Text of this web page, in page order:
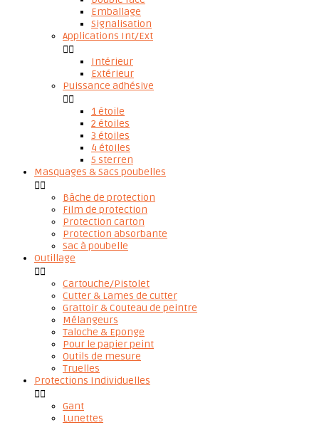
Emballage
Signalisation
Applications Int/Ext

Intérieur
Extérieur
Puissance adhésive

1 étoile
2 étoiles
3 étoiles
4 étoiles
5 sterren
Masquages & Sacs poubelles

Bâche de protection
Film de protection
Protection carton
Protection absorbante
Sac à poubelle
Outillage

Cartouche/Pistolet
Cutter & Lames de cutter
Grattoir & Couteau de peintre
Mélangeurs
Taloche & Eponge
Pour le papier peint
Outils de mesure
Truelles
Protections Individuelles

Gant
Lunettes